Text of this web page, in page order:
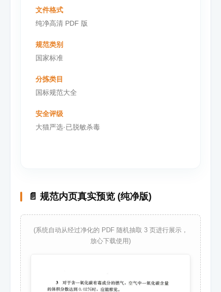
文件格式
纯净高清 PDF 版
规范类别
国家标准
分拣类目
国标规范大全
安全评级
大猫严选·已脱敏杀毒
📄 规范内页真实预览 (纯净版)
(系统自动从经过净化的 PDF 随机抽取 3 页进行展示，
放心下载使用)